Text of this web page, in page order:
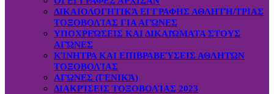
ΔΙΚΑΙΟΛΟΓΗΤΙΚΆ ΕΓΓΡΑΦΗΣ ΑΘΛΗΤΉ/ΤΡΙΑΣ
ΤΟΞΟΒΟΛΊΑΣ ΓΙΑ ΑΓΏΝΕΣ
ΥΠΟΧΡΕΏΣΕΙΣ ΚΑΙ ΔΙΚΑΙΏΜΑΤΑ ΣΤΟΥΣ
ΑΓΏΝΕΣ
ΚΊΝΗΤΡΑ ΚΑΙ ΕΠΙΒΡΑΒΕΎΣΕΙΣ ΑΘΛΗΤΏΝ
ΤΟΞΟΒΟΛΊΑΣ
ΑΓΏΝΕΣ (ΓΕΝΙΚΆ)
ΔΙΑΚΡΊΣΕΙΣ ΤΟΞΟΒΟΛΊΑΣ 2023